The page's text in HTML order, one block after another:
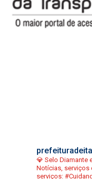
💎 Selo Diamante
Notícias, serviços
serviços: